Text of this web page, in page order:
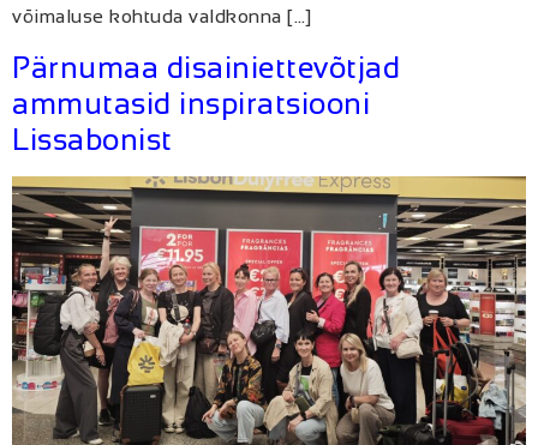
võimaluse kohtuda valdkonna […]
Pärnumaa disainiettevõtjad
ammutasid inspiratsiooni
Lissabonist